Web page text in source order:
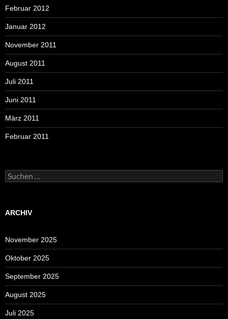
Februar 2012
Januar 2012
November 2011
August 2011
Juli 2011
Juni 2011
März 2011
Februar 2011
Suchen
nach:
ARCHIV
November 2025
Oktober 2025
September 2025
August 2025
Juli 2025